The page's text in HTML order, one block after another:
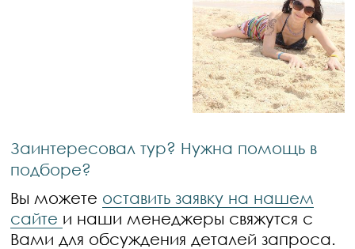
Заинтересовал тур? Нужна помощь в
подборе?
Вы можете оставить заявку на нашем
сайте и наши менеджеры свяжутся с
Вами для обсуждения деталей запроса.